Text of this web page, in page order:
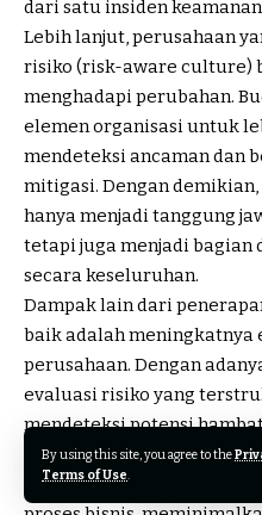
By using this site, you agree to the
Terms of Use.
dari satu insiden
Lebih lanjut, perusahaan
risiko (risk-aware culture)
menghadapi perubahan.
elemen organisasi untuk
mendeteksi ancaman dan
mitigasi. Dengan
hanya menjadi tanggung
tetapi juga menjadi bagian
secara keseluruhan.
Dampak lain dari
baik adalah meningkatnya
perusahaan. Dengan
evaluasi risiko yang
mendeteksi potensi
sebelum berkembang
membantu organisasi